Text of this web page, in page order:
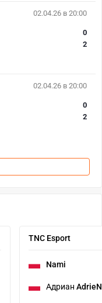
02.04.26 в 20:00
0
2
02.04.26 в 20:00
0
2
TNC Esport
Nami
Адриан AdrieN